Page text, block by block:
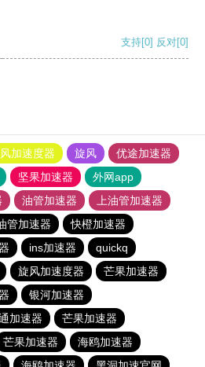
支持[0] 反对[0]
加速度器 旋风
优途加速器
坚果加速器
外网app
油管加速器
上油管加速器
管加速器
快橙加速器
ins加速器
quickq
旋风加速度器
芒果加速器
银河加速器
加速器
芒果加速器
芒果加速器
海鸥加速器